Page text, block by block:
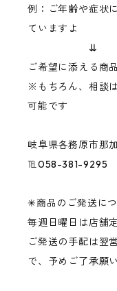
例：ご年齢や症状
ていますよ
⇊
ご希望に添える商
※もちろん、相談
可能です
岐阜県各務原市那
℡058-381-9295
✳︎商品のご発送に
毎週日曜日は店舗
ご発送の手配は翌
で、予めご了承願